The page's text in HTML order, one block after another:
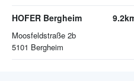
HOFER Bergheim
Moosfeldstraße 2b
5101 Bergheim